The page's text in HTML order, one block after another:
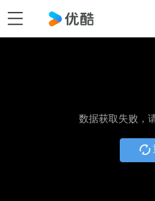
数据获取失败，